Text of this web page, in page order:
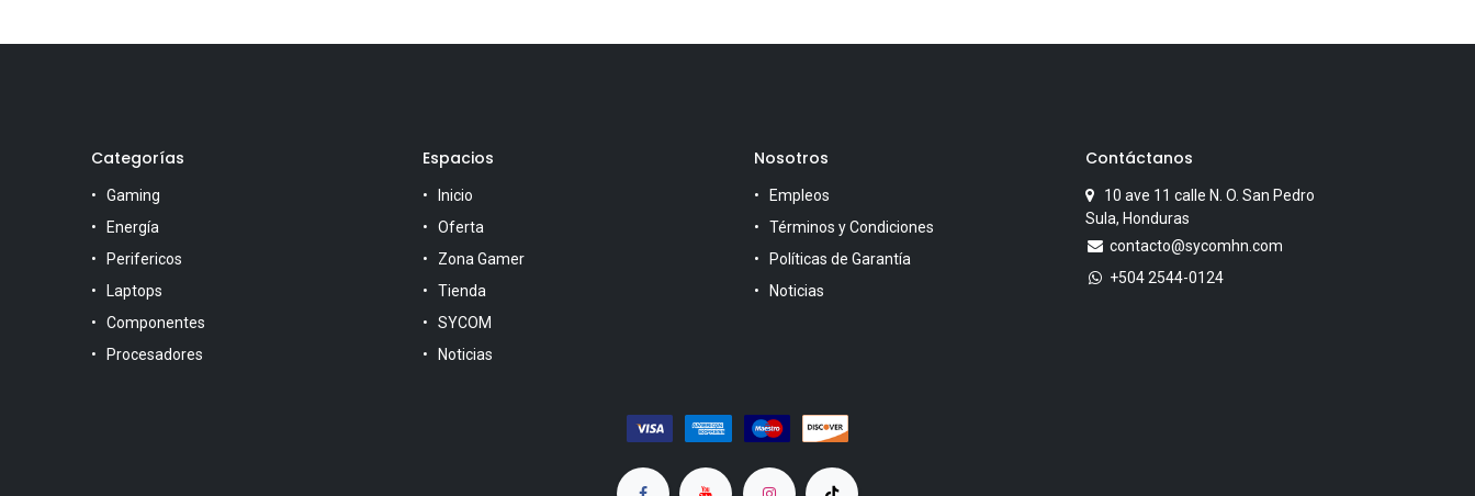
Categorías
Gaming
Energía
Perifericos
Laptops
Componentes
Procesadores
Espacios
Inicio
Oferta
Zona Gamer
Tienda
SYCOM
Noticias
Nosotros
Empleos
Términos y Condiciones
Políticas de Garantía
Noticias
Contáctanos
10 ave 11 calle N. O. San Pedro
Sula, Honduras
contacto@sycomhn.com
+504 2544-0124